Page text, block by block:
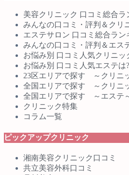
美容クリニック 口コミ総合ラ
みんなの口コミ・評判＆クリ
エステサロン 口コミ総合ラン
みんなの口コミ・評判＆エス
お悩み別 口コミ人気クリニッ
お悩み別 口コミ人気エステは?
23区エリアで探す ～クリニ
全国エリアで探す ～クリニ
全国エリアで探す ～エステ
クリニック特集
コラム一覧
ピックアップクリニック
湘南美容クリニック口コミ
共立美容外科口コミ